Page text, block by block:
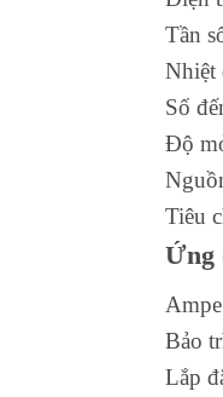
Tần
Nhiệt
Số
Độ
Tiêu
Ứng
Bảo
Lắp